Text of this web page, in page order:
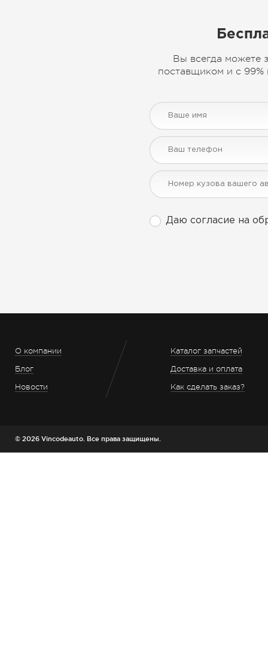
Вы всегда можете
поставщиком и с 99%
Даю согласие на
О компании
Блог
Новости
Каталог запчастей
Доставка и оплата
Как сделать заказ?
© 2026 Vincodeauto. Все права защищены.